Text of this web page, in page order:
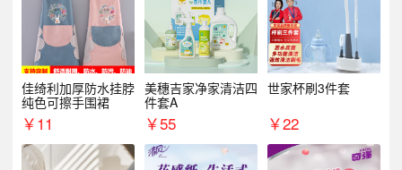
佳绮利加厚防水挂脖
纯色可擦手围裙
￥11
美穗吉家净家清洁四
件套A
￥55
世家杯刷3件套
￥22